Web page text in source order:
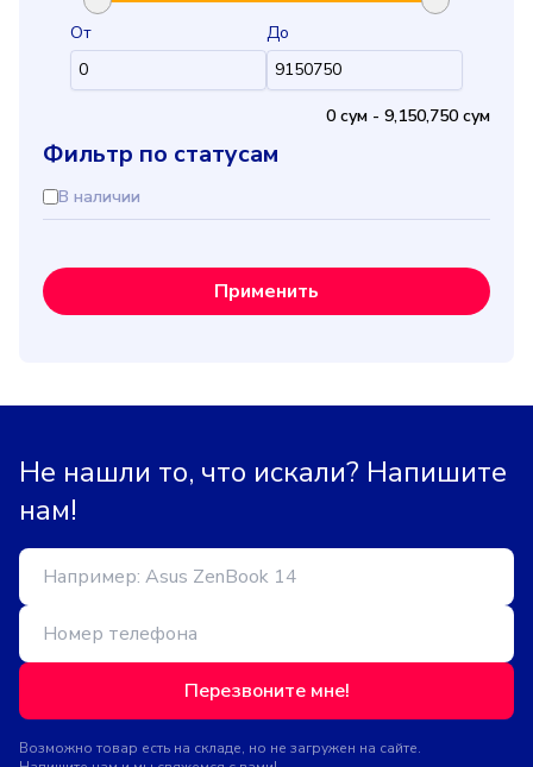
От До
0 cум - 9,150,750 cум
Фильтр по статусам
В наличии
Применить
Не нашли то, что искали? Напишите
нам!
Перезвоните мне!
Возможно товар есть на складе, но не загружен на сайте.